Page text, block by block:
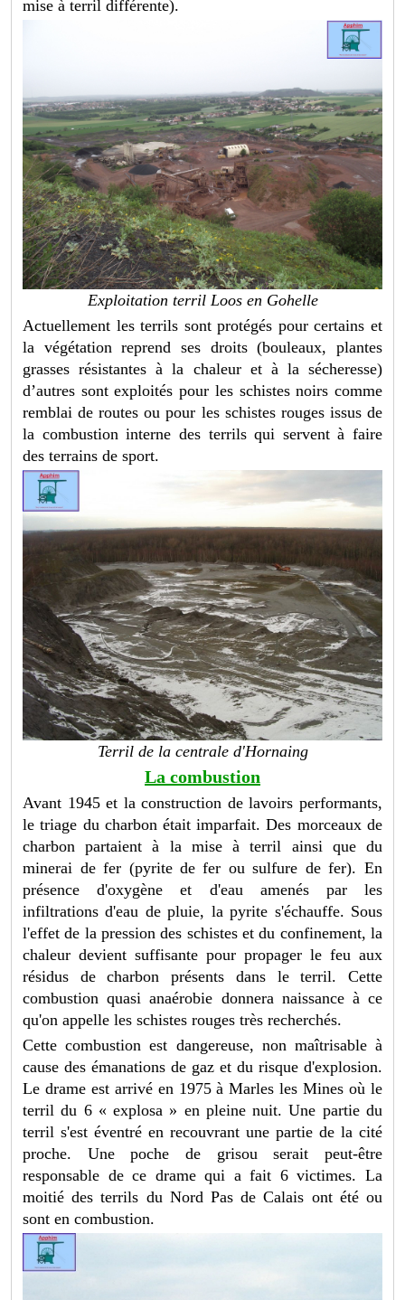
mise à terril différente).
Exploitation terril Loos en Gohelle
Actuellement les terrils sont protégés pour certains et
la végétation reprend ses droits (bouleaux, plantes
grasses résistantes à la chaleur et à la sécheresse)
d’autres sont exploités pour les schistes noirs comme
remblai de routes ou pour les schistes rouges issus de
la combustion interne des terrils qui servent à faire
des terrains de sport.
Terril de la centrale d'Hornaing
La combustion
Avant 1945 et la construction de lavoirs performants,
le triage du charbon était imparfait. Des morceaux de
charbon partaient à la mise à terril ainsi que du
minerai de fer (pyrite de fer ou sulfure de fer). En
présence d'oxygène et d'eau amenés par les
infiltrations d'eau de pluie, la pyrite s'échauffe. Sous
l'effet de la pression des schistes et du confinement, la
chaleur devient suffisante pour propager le feu aux
résidus de charbon présents dans le terril. Cette
combustion quasi anaérobie donnera naissance à ce
qu'on appelle les schistes rouges très recherchés.
Cette combustion est dangereuse, non maîtrisable à
cause des émanations de gaz et du risque d'explosion.
Le drame est arrivé en 1975 à Marles les Mines où le
terril du 6 « explosa » en pleine nuit. Une partie du
terril s'est éventré en recouvrant une partie de la cité
proche. Une poche de grisou serait peut-être
responsable de ce drame qui a fait 6 victimes. La
moitié des terrils du Nord Pas de Calais ont été ou
sont en combustion.